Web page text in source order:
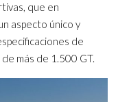
que en
aspecto único y
de
más de 1.500 GT.